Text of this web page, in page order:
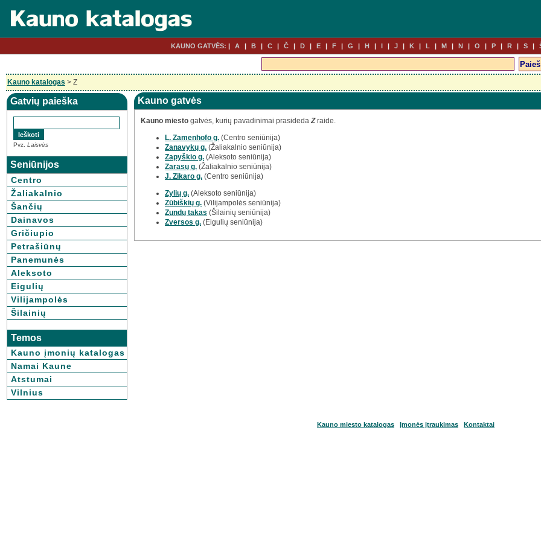
KAUNO GATVĖS: A B C Č D E F G H I J K L M N O P R S
Kauno katalogas > Z
Gatvių paieška
Pvz. Laisvės
Seniūnijos
Centro
Žaliakalnio
Šančių
Dainavos
Gričiupio
Petrašiūnų
Panemunės
Aleksoto
Eigulių
Vilijampolės
Šilainių
Temos
Kauno įmonių katalogas
Namai Kaune
Atstumai
Vilnius
Kauno gatvės
Kauno miesto gatvės, kurių pavadinimai prasidedaZraide.
L. Zamenhofo g. (Centro seniūnija)
Zanavykų g. (Žaliakalnio seniūnija)
Zapyškio g. (Aleksoto seniūnija)
Zarasų g. (Žaliakalnio seniūnija)
J. Zikaro g. (Centro seniūnija)
Zylių g. (Aleksoto seniūnija)
Zūbiškių g. (Vilijampolės seniūnija)
Zundų takas (Šilainių seniūnija)
Zversos g. (Eigulių seniūnija)
Kauno miesto katalogas Įmonės įtraukimas Kontaktai